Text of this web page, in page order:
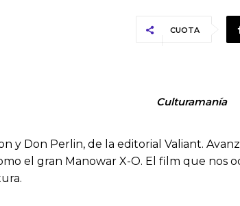
CUOTA
Culturamanía
y Don Perlin, de la editorial Valiant.
el gran Manowar X-O. El film que